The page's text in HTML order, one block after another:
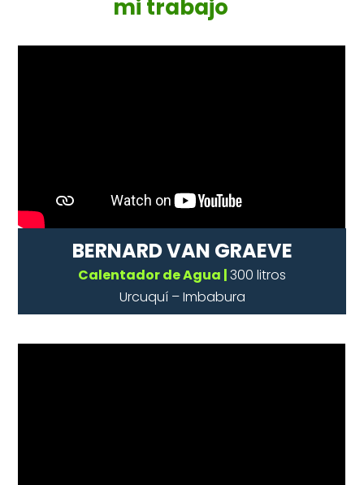
mi trabajo
BERNARD VAN GRAEVE
Calentador de Agua |300 litros
Urcuquí – Imbabura